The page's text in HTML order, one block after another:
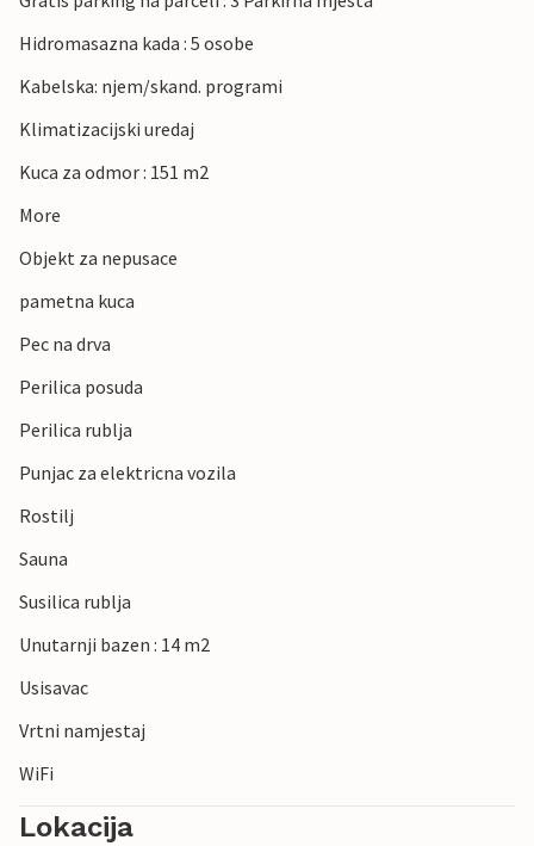
Hidromasazna kada : 5 osobe
Kabelska: njem/skand. programi
Klimatizacijski uredaj
Kuca za odmor : 151 m2
More
Objekt za nepusace
pametna kuca
Pec na drva
Perilica posuda
Perilica rublja
Punjac za elektricna vozila
Rostilj
Sauna
Susilica rublja
Unutarnji bazen : 14 m2
Usisavac
Vrtni namjestaj
WiFi
Lokacija